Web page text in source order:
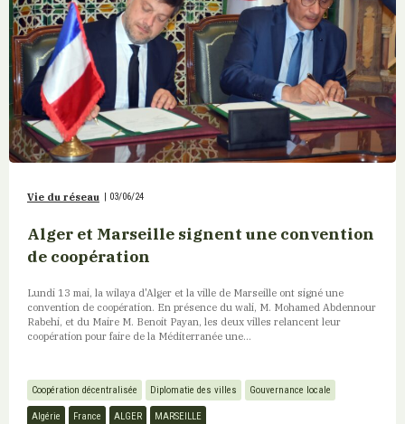
Vie du réseau | 03/06/24
Alger et Marseille signent une convention
de coopération
Lundi 13 mai, la wilaya d'Alger et la ville de Marseille ont signé une
convention de coopération. En présence du wali, M. Mohamed Abdennour
Rabehi, et du Maire M. Benoit Payan, les deux villes relancent leur
coopération pour faire de la Méditerranée une...
Coopération décentralisée Diplomatie des villes Gouvernance locale
Algérie France ALGER MARSEILLE